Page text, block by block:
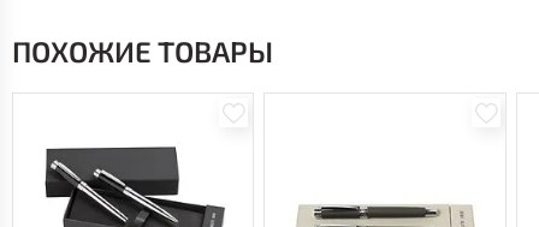
ПОХОЖИЕ ТОВАРЫ